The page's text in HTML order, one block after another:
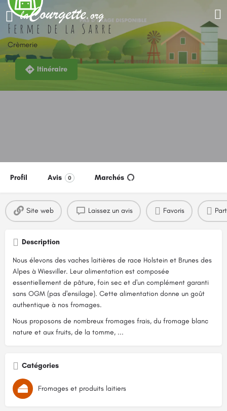
Ferme de la Sarre
Crèmerie
Itinéraire
Profil Avis 0 Marchés
Site web Laissez un avis Favoris
Description
Nous élevons des vaches laitières de race Holstein et Brunes des
Alpes à Wiesviller. Leur alimentation est composée
essentiellement de pâture, foin sec et d'un complément garanti
sans OGM (pas d'ensilage). Cette alimentation donne un goût
authentique à nos fromages.
Nous proposons de nombreux fromages frais, du fromage blanc
nature et aux fruits, de la tomme, ...
Catégories
Fromages et produits laitiers